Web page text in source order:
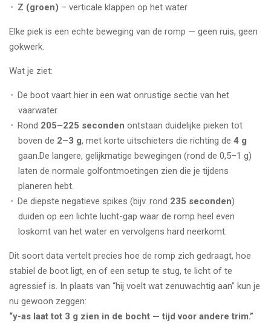
Z (groen) – verticale klappen op het water
Elke piek is een echte beweging van de romp — geen ruis, geen
gokwerk.
Wat je ziet:
De boot vaart hier in een wat onrustige sectie van het
vaarwater.
Rond 205–225 seconden ontstaan duidelijke pieken tot
boven de 2–3 g, met korte uitschieters die richting de 4 g
gaan.De langere, gelijkmatige bewegingen (rond de 0,5–1 g)
laten de normale golfontmoetingen zien die je tijdens
planeren hebt.
De diepste negatieve spikes (bijv. rond 235 seconden)
duiden op een lichte lucht-gap waar de romp heel even
loskomt van het water en vervolgens hard neerkomt.
Dit soort data vertelt precies hoe de romp zich gedraagt, hoe
stabiel de boot ligt, en of een setup te stug, te licht of te
agressief is. In plaats van “hij voelt wat zenuwachtig aan” kun je
nu gewoon zeggen:
“y-as laat tot 3 g zien in de bocht — tijd voor andere trim.”